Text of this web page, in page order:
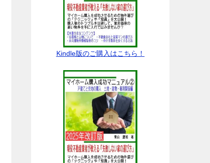
Kindle版のご購入はこちら！